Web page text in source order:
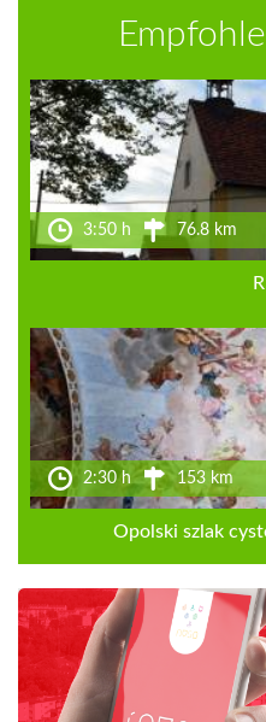
3:50 h 76.8 km
2:30 h 153 km
Opolski szlak